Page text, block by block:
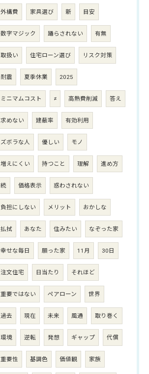
外構費 家具選び 新 目安
数字マジック 踊らされない 有無
取扱い 住宅ローン選び リスク対策
耐震 夏季休業 2025
ミニマムコスト ≠ 高熱費削減 答え
求めない 建蔽率 有効利用
ズボラな人 優しい モノ
増えにくい 持つこと 理解 進め方
続 価格表示 惑わされない
負担にしない メリット おかしな
払拭 あなた 住みたい なぞった家
幸せな毎日 願った家 11月 30日
注文住宅 日当たり それほど
重要ではない ペアローン 世界
過去 現在 未来 風通 取り巻く
環境 逆転 発想 ギャップ 代償
重要性 基調色 価値観 家族